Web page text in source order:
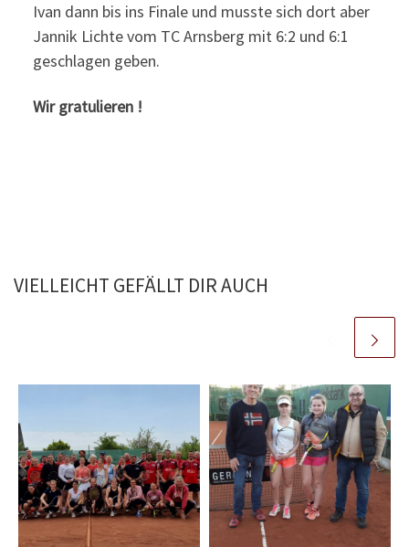
Ivan dann bis ins Finale und musste sich dort aber
Jannik Lichte vom TC Arnsberg mit 6:2 und 6:1
geschlagen geben.
Wir gratulieren !
VIELLEICHT GEFÄLLT DIR AUCH